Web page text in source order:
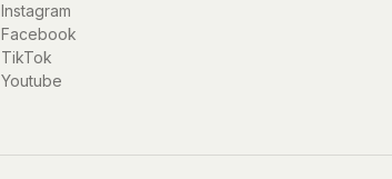
Instagram
Facebook
TikTok
Youtube